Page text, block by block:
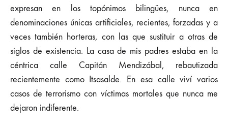
expresan en los topónimos bilingües, nunca en
denominaciones únicas artificiales, recientes, forzadas y a
veces también horteras, con las que sustituir a otras de
siglos de existencia. La casa de mis padres estaba en la
céntrica calle Capitán Mendizábal, rebautizada
recientemente como Itsasalde. En esa calle viví varios
casos de terrorismo con víctimas mortales que nunca me
dejaron indiferente.